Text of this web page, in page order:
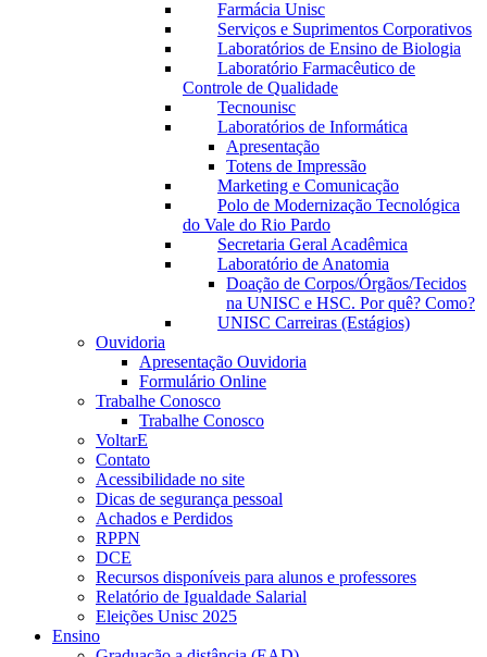
Farmácia Unisc
Serviços e Suprimentos Corporativos
Laboratórios de Ensino de Biologia
Laboratório Farmacêutico de
Controle de Qualidade
Tecnounisc
Laboratórios de Informática
Apresentação
Totens de Impressão
Marketing e Comunicação
Polo de Modernização Tecnológica
do Vale do Rio Pardo
Secretaria Geral Acadêmica
Laboratório de Anatomia
Doação de Corpos/Órgãos/Tecidos
na UNISC e HSC. Por quê? Como?
UNISC Carreiras (Estágios)
Ouvidoria
Apresentação Ouvidoria
Formulário Online
Trabalhe Conosco
Trabalhe Conosco
VoltarE
Contato
Acessibilidade no site
Dicas de segurança pessoal
Achados e Perdidos
RPPN
DCE
Recursos disponíveis para alunos e professores
Relatório de Igualdade Salarial
Eleições Unisc 2025
Ensino